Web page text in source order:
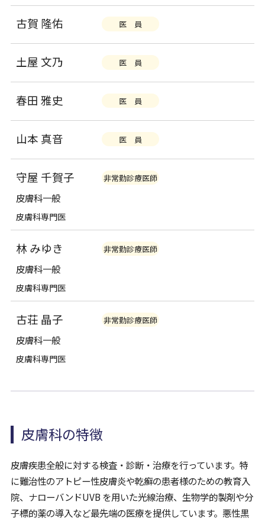
古賀 隆佑 医 員
土屋 文乃 医 員
春田 雅史 医 員
山本 真音 医 員
守屋 千賀子 非常勤診療医師
皮膚科一般
皮膚科専門医
林 みゆき 非常勤診療医師
皮膚科一般
皮膚科専門医
古荘 晶子 非常勤診療医師
皮膚科一般
皮膚科専門医
皮膚科の特徴
皮膚疾患全般に対する検査・診断・治療を行っています。特
に難治性のアトピー性皮膚炎や乾癬の患者様のための教育入
院、ナローバンドUVB を用いた光線治療、生物学的製剤や分
子標的薬の導入など最先端の医療を提供しています。悪性黒